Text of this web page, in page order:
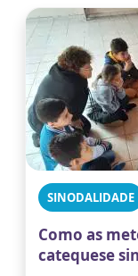
SINODALIDADE
Como as
catequese